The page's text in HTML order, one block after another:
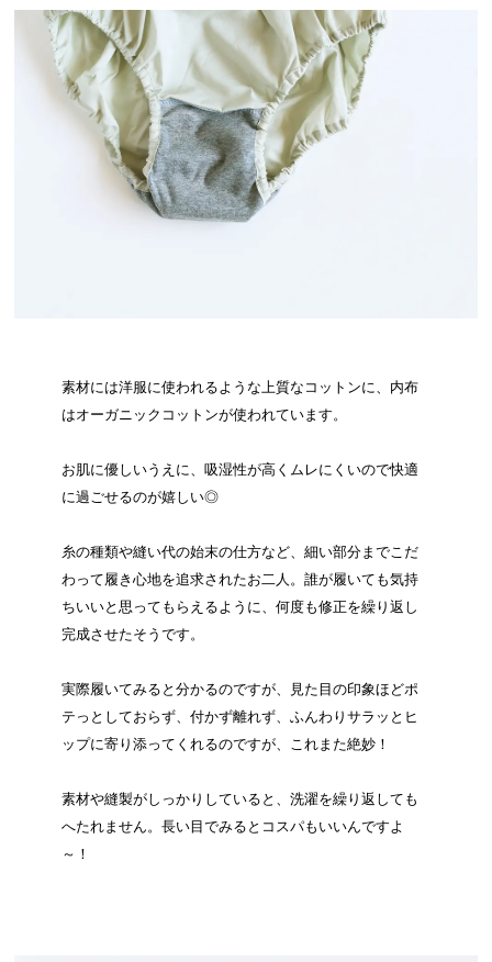
素材には洋服に使われるような上質なコットンに、内布
はオーガニックコットンが使われています。
お肌に優しいうえに、吸湿性が高くムレにくいので快適
に過ごせるのが嬉しい◎
糸の種類や縫い代の始末の仕方など、細い部分までこだ
わって履き心地を追求されたお二人。誰が履いても気持
ちいいと思ってもらえるように、何度も修正を繰り返し
完成させたそうです。
実際履いてみると分かるのですが、見た目の印象ほどポ
テっとしておらず、付かず離れず、ふんわりサラッとヒ
ップに寄り添ってくれるのですが、これまた絶妙！
素材や縫製がしっかりしていると、洗濯を繰り返しても
へたれません。長い目でみるとコスパもいいんですよ
～！